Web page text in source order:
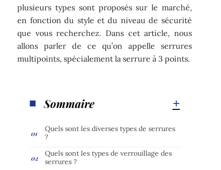
plusieurs types sont proposés sur le marché,
en fonction du style et du niveau de sécurité
que vous recherchez. Dans cet article, nous
allons parler de ce qu’on appelle serrures
multipoints, spécialement la serrure à 3 points.
Sommaire
Quels sont les diverses types de serrures
?
Quels sont les types de verrouillage des
serrures ?